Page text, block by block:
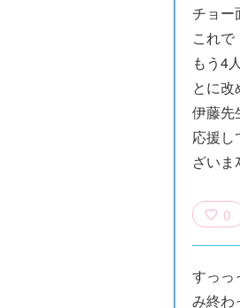
チョー
これで
もう4
とに
伊藤先
応援し
ざいま
0
すっっ
み終わ